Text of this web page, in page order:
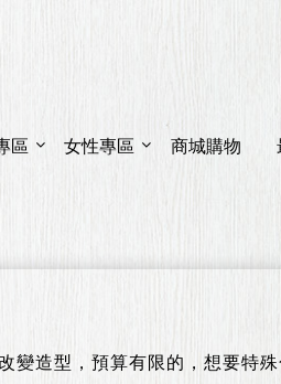
區 女性專區 商城購物
造型假髮
造型，預算有限的，想要特